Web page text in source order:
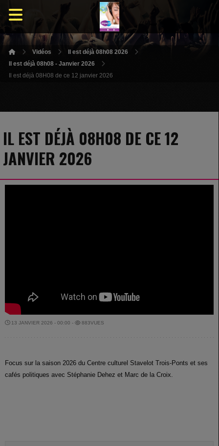
Vidéos
Il est déjà 08h08 2026
Il est déjà 08h08 - Janvier 2026
Il est déjà 08H08 de ce 12 janvier 2026
IL EST DÉJÀ 08H08 DE CE 12
JANVIER 2026
13 JANVIER 2026 - 00:00 - 883VUES
Focus sur la saison 2026 du Centre culturel Stavelot Trois-Ponts et ses
cafés politiques avec Stéphanie Dehez et Marc de la Croix.